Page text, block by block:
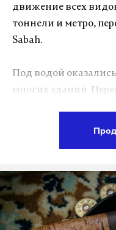
движение всех
тоннели и метро,
Sabah.
Под водой
многих зданий.
остались ждать
крышах своих